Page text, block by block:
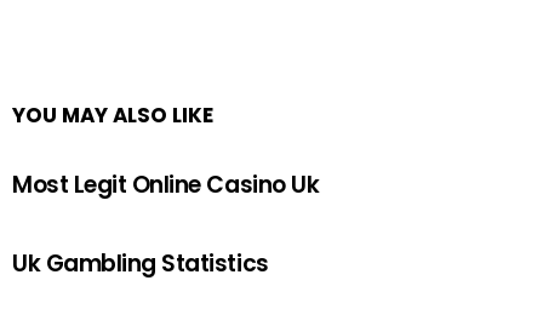
YOU MAY ALSO LIKE
Most Legit Online Casino Uk
Uk Gambling Statistics